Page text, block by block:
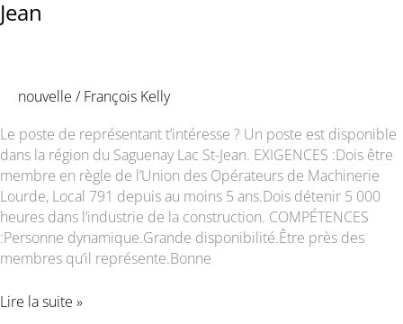
Jean
nouvelle /François Kelly
Le poste de représentant t’intéresse ? Un poste est disponible
dans la région du Saguenay Lac St-Jean. EXIGENCES :Dois être
membre en règle de l’Union des Opérateurs de Machinerie
Lourde, Local 791 depuis au moins 5 ans.Dois détenir 5 000
heures dans l’industrie de la construction. COMPÉTENCES
:Personne dynamique.Grande disponibilité.Être près des
membres qu’il représente.Bonne
Poste
Lire la suite »